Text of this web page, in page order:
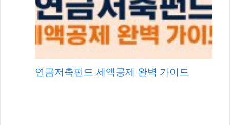
연금저축펀드 세액공제 완벽 가이드